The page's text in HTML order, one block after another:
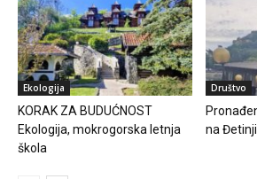
Ekologija
KORAK ZA BUDUĆNOST
Ekologija, mokrogorska letnja
škola
Društvo
na Đetinji